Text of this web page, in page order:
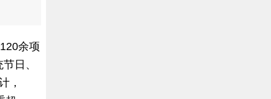
余项
日、
，